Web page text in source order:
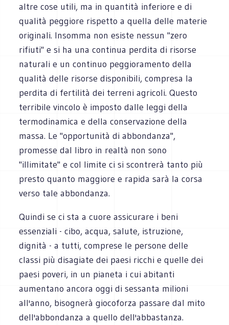
altre cose utili, ma in quantità inferiore e di
qualità peggiore rispetto a quella delle materie
originali. Insomma non esiste nessun "zero
rifiuti" e si ha una continua perdita di risorse
naturali e un continuo peggioramento della
qualità delle risorse disponibili, compresa la
perdita di fertilità dei terreni agricoli. Questo
terribile vincolo è imposto dalle leggi della
termodinamica e della conservazione della
massa. Le "opportunità di abbondanza",
promesse dal libro in realtà non sono
"illimitate" e col limite ci si scontrerà tanto più
presto quanto maggiore e rapida sarà la corsa
verso tale abbondanza.
Quindi se ci sta a cuore assicurare i beni
essenziali - cibo, acqua, salute, istruzione,
dignità - a tutti, comprese le persone delle
classi più disagiate dei paesi ricchi e quelle dei
paesi poveri, in un pianeta i cui abitanti
aumentano ancora oggi di sessanta milioni
all'anno, bisognerà giocoforza passare dal mito
dell'abbondanza a quello dell'abbastanza.